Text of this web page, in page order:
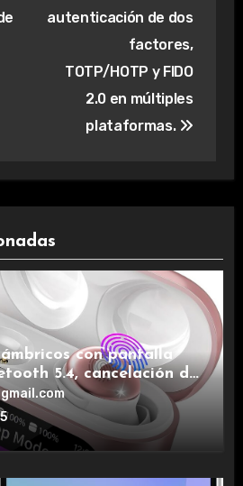
autenticación de dos
factores,
TOTP/HOTP y FIDO
2.0 en múltiples
plataformas.
con pantalla
5.4, cancelación de
y de larga duración.